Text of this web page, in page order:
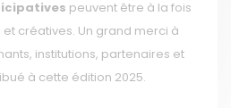
peuvent être à la fois
créatives. Un grand merci à
institutions, partenaires et
à cette édition 2025.